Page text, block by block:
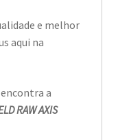
e melhor
aqui na
a
RAW AXIS